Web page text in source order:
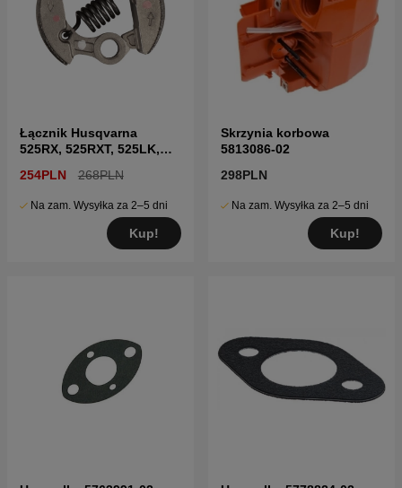
Łącznik Husqvarna
525RX, 525RXT, 525LK,
254PLN 268PLN
Na zam. Wysyłka za 2–5 dni
Kup!
Skrzynia korbowa
5813086-02
298PLN
Na zam. Wysyłka za 2–5 dni
Kup!